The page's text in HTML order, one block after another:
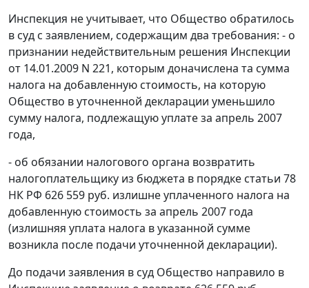
Инспекция не учитывает, что Общество обратилось
в суд с заявлением, содержащим два требования: - о
признании недействительным решения Инспекции
от 14.01.2009 N 221, которым доначислена та сумма
налога на добавленную стоимость, на которую
Общество в уточненной декларации уменьшило
сумму налога, подлежащую уплате за апрель 2007
года,
- об обязании налогового органа возвратить
налогоплательщику из бюджета в порядке статьи 78
НК РФ 626 559 руб. излишне уплаченного налога на
добавленную стоимость за апрель 2007 года
(излишняя уплата налога в указанной сумме
возникла после подачи уточненной декларации).
До подачи заявления в суд Общество направило в